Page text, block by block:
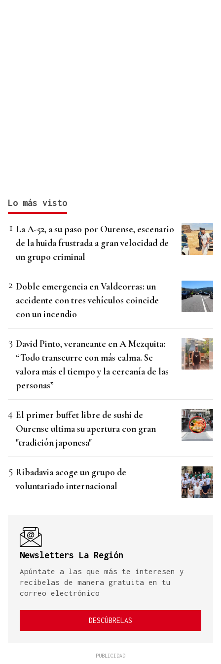
Lo más visto
La A-52, a su paso por Ourense, escenario
de la huida frustrada a gran velocidad de
un grupo criminal
Doble emergencia en Valdeorras: un
accidente con tres vehículos coincide
con un incendio
David Pinto, veraneante en A Mezquita:
“Todo transcurre con más calma. Se
valora más el tiempo y la cercanía de las
personas”
El primer buffet libre de sushi de
Ourense ultima su apertura con gran
"tradición japonesa"
Ribadavia acoge un grupo de
voluntariado internacional
Newsletters La Región
Apúntate a las que más te interesen y
recíbelas de manera gratuita en tu
correo electrónico
DESCÚBRELAS